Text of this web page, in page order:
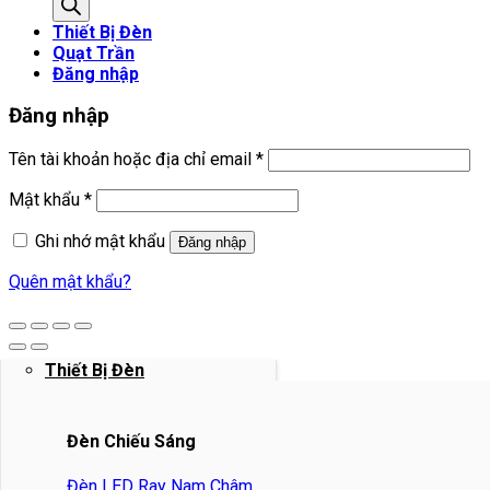
Thiết Bị Đèn
Đèn Chiếu Sáng
Đèn LED Ray Nam Châm
sản
phẩm
Thiết Bị Đèn
Quạt Trần
Đăng nhập
Đăng nhập
Tên tài khoản hoặc địa chỉ email *Bắt
Mật khẩu *Bắt
Ghi nhớ mật khẩu
Đăng nhập
Quên mật khẩu?